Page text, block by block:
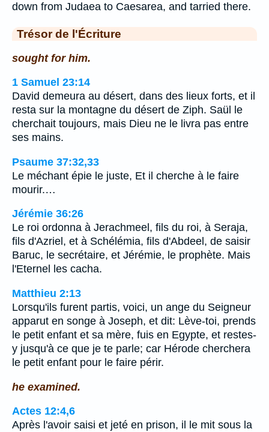
down from Judaea to Caesarea, and tarried there.
Trésor de l'Écriture
sought for him.
1 Samuel 23:14
David demeura au désert, dans des lieux forts, et il
resta sur la montagne du désert de Ziph. Saül le
cherchait toujours, mais Dieu ne le livra pas entre
ses mains.
Psaume 37:32,33
Le méchant épie le juste, Et il cherche à le faire
mourir.…
Jérémie 36:26
Le roi ordonna à Jerachmeel, fils du roi, à Seraja,
fils d'Azriel, et à Schélémia, fils d'Abdeel, de saisir
Baruc, le secrétaire, et Jérémie, le prophète. Mais
l'Eternel les cacha.
Matthieu 2:13
Lorsqu'ils furent partis, voici, un ange du Seigneur
apparut en songe à Joseph, et dit: Lève-toi, prends
le petit enfant et sa mère, fuis en Egypte, et restes-
y jusqu'à ce que je te parle; car Hérode cherchera
le petit enfant pour le faire périr.
he examined.
Actes 12:4,6
Après l'avoir saisi et jeté en prison, il le mit sous la